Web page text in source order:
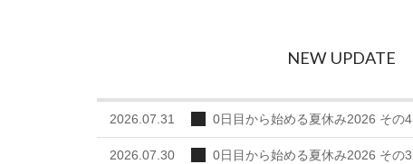
NEW UPDATE
2026.07.31 0日目から始める夏休み2026 その4
2026.07.30 0日目から始める夏休み2026 その3